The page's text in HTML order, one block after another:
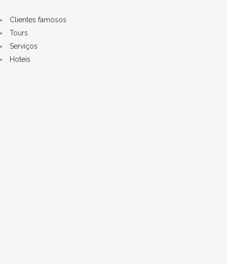
Clientes famosos
Tours
Serviços
Hoteis